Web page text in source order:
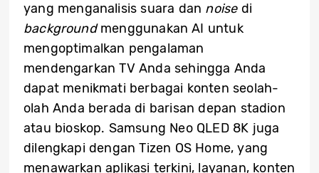
yang menganalisis suara dan noisedi
backgroundmenggunakan AI untuk
mengoptimalkan pengalaman
mendengarkan TV Anda sehingga Anda
dapat menikmati berbagai konten seolah-
olah Anda berada di barisan depan stadion
atau bioskop. Samsung Neo QLED 8K juga
dilengkapi dengan Tizen OS Home, yang
menawarkan aplikasi terkini, layanan, konten